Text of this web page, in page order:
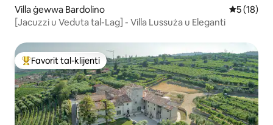
Villa ġewwa Bardolino Rating
5 (18)
[Jacuzzi u Veduta tal-Lag] - Villa Lussuża u Eleganti
Wieħed mill-aqwa favoriti tal-klijenti
Favorit tal-klijenti